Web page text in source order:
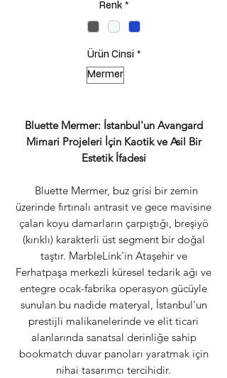
Renk *
Ürün Cinsi *
Mermer
Bluette Mermer: İstanbul'un Avangard
Mimari Projeleri İçin Kaotik ve Asil Bir
Estetik İfadesi
Bluette Mermer, buz grisi bir zemin
üzerinde fırtınalı antrasit ve gece mavisine
çalan koyu damarların çarpıştığı, breşiyö
(kırıklı) karakterli üst segment bir doğal
taştır. MarbleLink'in Ataşehir ve
Ferhatpaşa merkezli küresel tedarik ağı ve
entegre ocak-fabrika operasyon gücüyle
sunulan bu nadide materyal, İstanbul'un
prestijli malikanelerinde ve elit ticari
alanlarında sanatsal derinliğe sahip
bookmatch duvar panoları yaratmak için
nihai tasarımcı tercihidir.